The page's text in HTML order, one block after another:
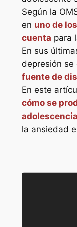
Según la
en uno de
cuenta para
En sus
depresión se
fuente de
En este
cómo se
adolescencia
la ansiedad